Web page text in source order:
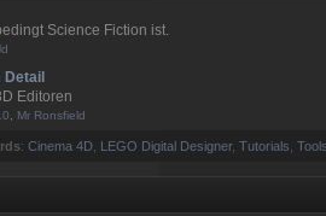
Science Fiction ist.
Editoren
Mr Ronsfield
:Cinema 4D LEGO Digital Designer,Tutorials ,